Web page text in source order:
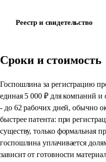
Реестр и свидетельство
Сроки и стоимость
Госпошлина за регистрацию
единая 5 000 ₽ для компаний и
- до 62 рабочих дней, обычно
быстрее патента: при
существу, только формальная
госпошлина уплачивается
зависит от готовности